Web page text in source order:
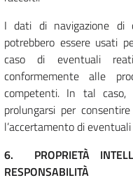
I dati di navigazione di
potrebbero essere usati
caso di eventuali
conformemente alle
competenti. In tal caso,
prolungarsi per
l’accertamento di
6. PROPRIETÀ
RESPONSABILITÀ